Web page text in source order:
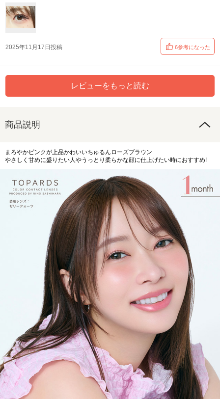
2025年11月17日投稿 6参考になった
レビューをもっと読む
商品説明
まろやかピンクが上品かわいいちゅるんローズブラウン
やさしく甘めに盛りたい人やうっとり柔らかな顔に仕上げたい時におすすめ!